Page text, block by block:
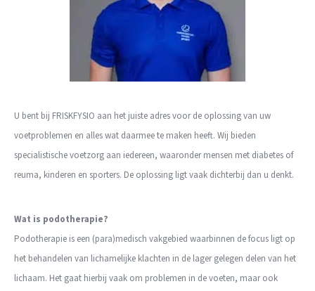
U bent bij FRISKFYSIO aan het juiste adres voor de oplossing van uw
voetproblemen en alles wat daarmee te maken heeft. Wij bieden
specialistische voetzorg aan iedereen, waaronder mensen met diabetes of
reuma, kinderen en sporters. De oplossing ligt vaak dichterbij dan u denkt.
Wat is podotherapie?
Podotherapie is een (para)medisch vakgebied waarbinnen de focus ligt op
het behandelen van lichamelijke klachten in de lager gelegen delen van het
lichaam. Het gaat hierbij vaak om problemen in de voeten, maar ook